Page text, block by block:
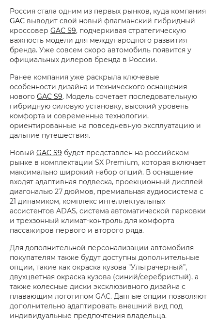
Россия стала одним из первых рынков, куда компания
GAC выводит свой новый флагманский гибридный
кроссовер GAC S9, подчеркивая стратегическую
важность модели для международного развития
бренда. Уже совсем скоро автомобиль появится у
официальных дилеров бренда в России.
Ранее компания уже раскрыла ключевые
особенности дизайна и технического оснащения
нового GAC S9. Модель сочетает последовательную
гибридную силовую установку, высокий уровень
комфорта и современные технологии,
ориентированные на повседневную эксплуатацию и
дальние путешествия.
Новый GAC S9 будет представлен на российском
рынке в комплектации SX Premium, которая включает
максимально широкий набор опций. В оснащение
входят адаптивная подвеска, проекционный дисплей
диагональю 27 дюймов, премиальная аудиосистема с
21 динамиком, комплекс интеллектуальных
ассистентов ADAS, система автоматической парковки
и трехзонный климат-контроль для комфорта
пассажиров первого и второго ряда.
Для дополнительной персонализации автомобиля
покупателям также будут доступны дополнительные
опции, такие как окраска кузова "Ультрачерный”,
двухцветная окраска кузова (синий/серебристый), а
также колесные диски эксклюзивного дизайна с
плавающим логотипом GAC. Данные опции позволяют
дополнительно адаптировать внешний вид под
индивидуальные предпочтения владельца.